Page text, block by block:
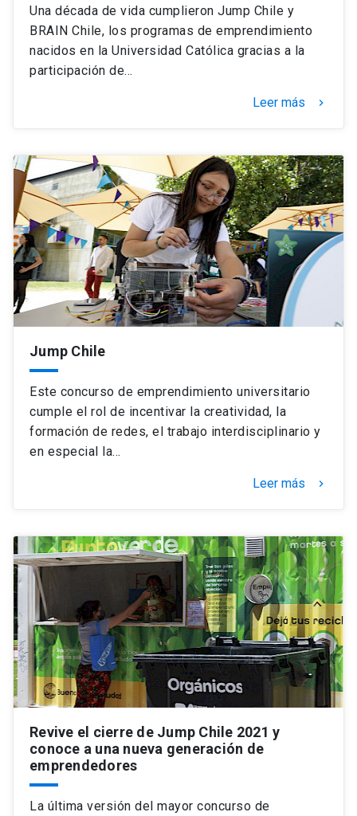
Alumni launch
Padres y familia
Correo UC launch
Una década de vida cumplieron Jump Chile y
BRAIN Chile, los programas de emprendimiento
nacidos en la Universidad Católica gracias a la
participación de…
Leer más keyboard_arrow_right
Jump Chile
Este concurso de emprendimiento universitario
cumple el rol de incentivar la creatividad, la
formación de redes, el trabajo interdisciplinario y
en especial la…
Leer más keyboard_arrow_right
Revive el cierre de Jump Chile 2021 y
conoce a una nueva generación de
emprendedores
La última versión del mayor concurso de